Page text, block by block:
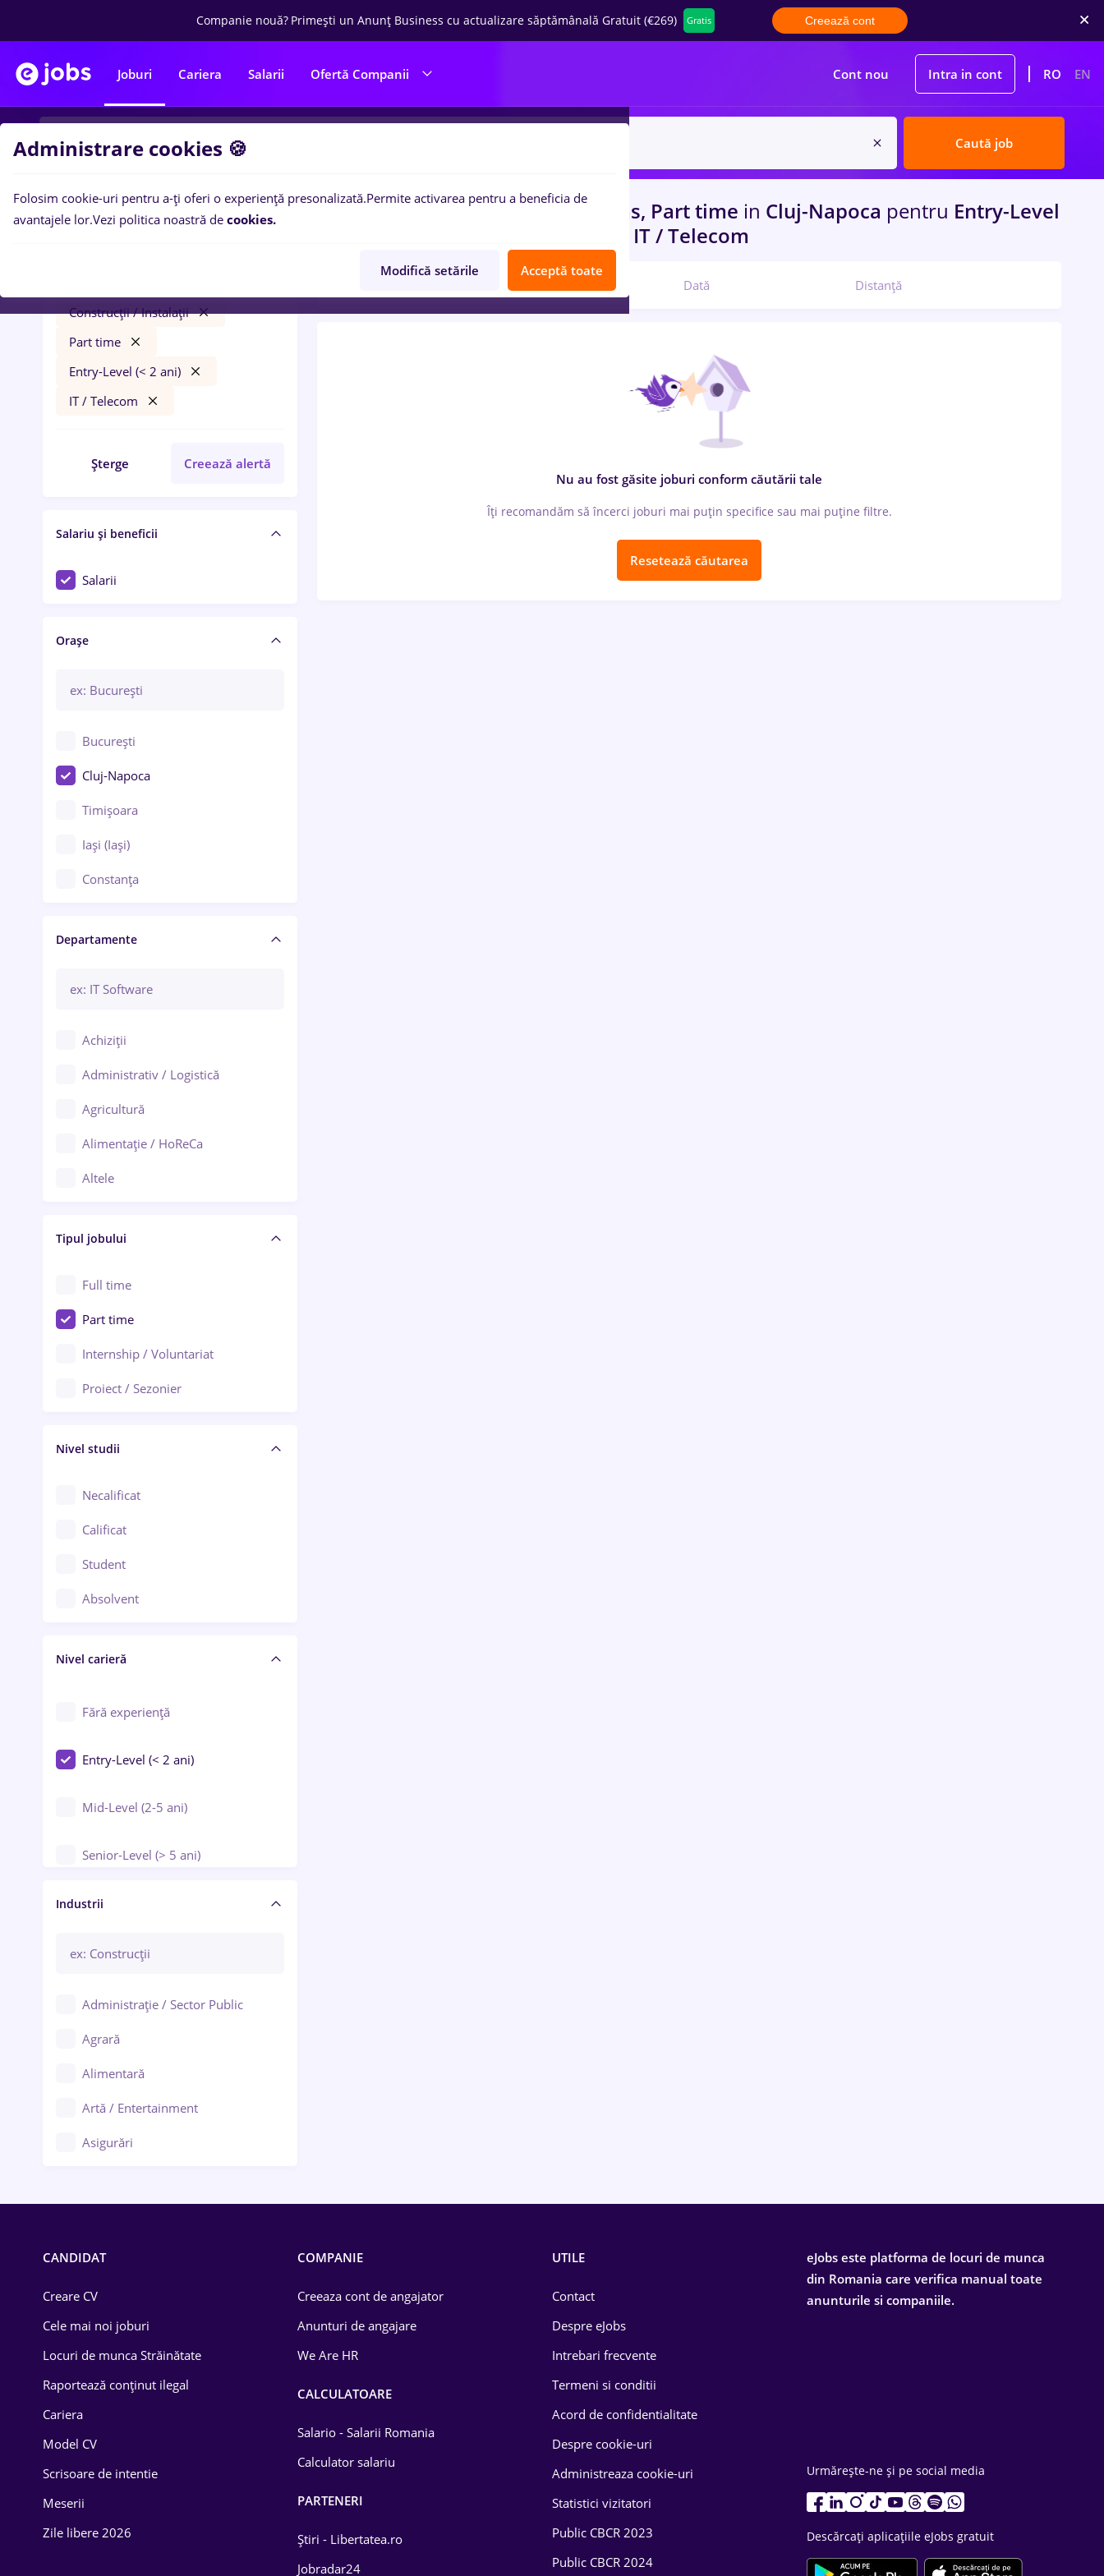
Companie nouă? Primești un Anunț Business cu actualizare săptămânală Gratuit (€269) Gratis Creează cont
Joburi Cariera Salarii Ofertă Companii Cont nou Intra in cont RO EN
Caută job
Filtre
Construcții / Instalații
Part time
Entry-Level (< 2 ani)
IT / Telecom
Șterge Creează alertă
Salariu și beneficii
Salarii
Orașe
București
Cluj-Napoca
Timișoara
Iași (Iași)
Constanța
Brașov
Bacău
Galați (Galați)
Ploiești
Arad
Baia Mare
Bârlad
Bistrița (Bistrița-Năsăud)
Departamente
Achiziții
Administrativ / Logistică
Agricultură
Alimentație / HoReCa
Altele
Asigurări
Au pair / Babysitter / Curățenie
Audit / Consultanță
Auto / Echipamente
Automatizări
Cercetare - dezvoltare
Chimie / Biochimie
Confecții / Design vestimentar
Construcții / Instalații
Controlul calității
Educație / Training / Arte
Tipul jobului
Full time
Part time
Internship / Voluntariat
Proiect / Sezonier
Nivel studii
Necalificat
Calificat
Student
Absolvent
Nivel carieră
Fără experiență
Entry-Level (< 2 ani)
Mid-Level (2-5 ani)
Senior-Level (> 5 ani)
Manager / Executiv
Industrii
Administrație / Sector Public
Agrară
Alimentară
Artă / Entertainment
Asigurări
Drept
Educație / Training
Energetică
Farma
0locuri de muncacu salarii dentas, Part time in Cluj-Napoca pentru Entry-Level
Constructii / Instalatii, IT / Telecom
Relevanță Dată Distanță
Nu au fost găsite joburi conform căutării tale
Îți recomandăm să încerci joburi mai puțin specifice sau mai puține filtre.
Resetează căutarea
CANDIDAT
Creare CV
Cele mai noi joburi
Locuri de munca Străinătate
Raportează conținut ilegal
Cariera
Model CV
Scrisoare de intentie
Meserii
Zile libere 2026
COMPANIE
Creeaza cont de angajator
Anunturi de angajare
We Are HR
CALCULATOARE
Salario - Salarii Romania
Calculator salariu
PARTENERI
Știri - Libertatea.ro
Jobradar24
UTILE
Contact
Despre eJobs
Intrebari frecvente
Termeni si conditii
Acord de confidentialitate
Despre cookie-uri
Administreaza cookie-uri
Statistici vizitatori
Public CBCR 2023
Public CBCR 2024
eJobs este platforma de locuri de munca
din Romania care verifica manual toate
anunturile si companiile.
Urmărește-ne și pe social media
Descărcați aplicațiile eJobs gratuit
Administrare cookies 🍪
Folosim cookie-uri pentru a-ți oferi o experiență presonalizată.Permite activarea pentru a beneficia de
avantajele lor.Vezi politica noastră de cookies.
Modifică setările Acceptă toate